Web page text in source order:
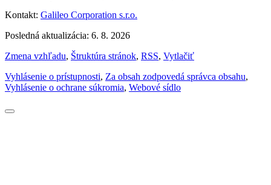
Kontakt: Galileo Corporation s.r.o.
Posledná aktualizácia: 6. 8. 2026
Zmena vzhľadu, Štruktúra stránok, RSS, Vytlačiť
Vyhlásenie o prístupnosti, Za obsah zodpovedá správca obsahu,
Vyhlásenie o ochrane súkromia, Webové sídlo